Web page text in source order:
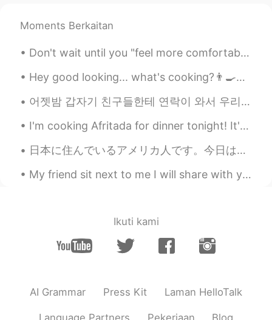
な。、
Koh 2019.09.15 07:14
EN JP
@Masa マレーシア人です🇲🇾
Masa 2019.09.15 06:41
2019.09.15 06:25
THCN
Mina 2019.09.15 06:24
Moments Berkaitan
Don't wait until you "feel more comfortable" speaking in English, you probably won't reach that l...
Hey good looking... what's cooking?👨‍🍳🥘 The doctor says I need more heat to help me sleep🔥 Dr...
어젯밤 갑자기 친구들한테 연락이 와서 우리 동네 근처로 온다고 나와서 만나자고 했는데 어제는 일 때문에 조금 먼데로 가고 집에 늦게 들어갈 예정이어서 난 못 만날 거 같다고 ...
I'm cooking Afritada for dinner tonight! It's a delicious Filipino dish that I really love to mak...
日本に住んでいるアメリカ人です。今日はUBER Eatsを注文しました。他の白人が私の食べ物を配達しました。面白いですから私たちは日本語だけで話しました🤣 でも、私よりその人の日本語はほんとに上...
My friend sit next to me I will share with you my dream as we gaze into the sky and the time flie...
Ikuti kami
AI Grammar Press Kit Laman HelloTalk
Language Partners Pekerjaan Blog